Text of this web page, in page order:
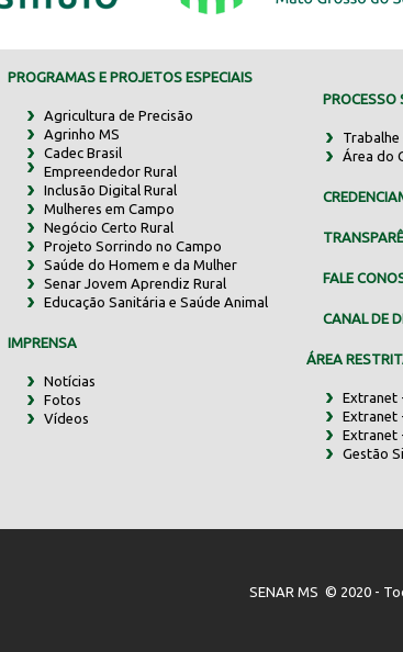
PROGRAMAS E PROJETOS ESPECIAIS
Agricultura de Precisão
Agrinho MS
Cadec Brasil
Empreendedor Rural
Inclusão Digital Rural
Mulheres em Campo
Negócio Certo Rural
Projeto Sorrindo no Campo
Saúde do Homem e da Mulher
Senar Jovem Aprendiz Rural
Educação Sanitária e Saúde Animal
IMPRENSA
Notícias
Fotos
Vídeos
PROCESSO
Trabalhe
Área do
FALE
CANAL DE
ÁREA
Extranet
Extranet
Extranet
Gestão
SENAR MS © 2020 -